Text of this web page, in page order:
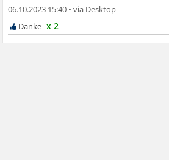
06.10.2023 15:40 •
x 2